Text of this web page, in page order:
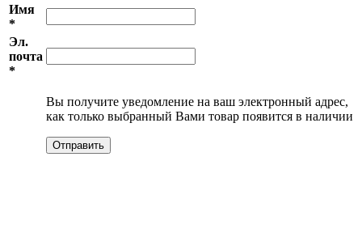
Имя
*
Эл.
почта
*
Вы получите уведомление на ваш электронный адрес,
как только выбранный Вами товар появится в наличии